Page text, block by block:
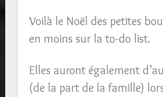
Voilà le Noël des petites
en moins sur la to-do list.
Elles auront également
(de la part de la famille)